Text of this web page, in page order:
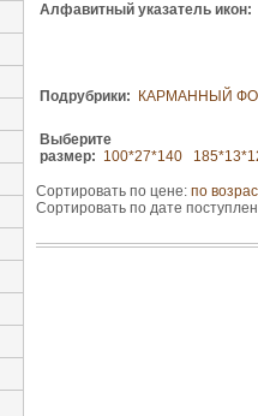
Алфавитный указатель икон:
Подрубрики: КАРМАННЫЙ
Выберите
размер: 100*27*140
Сортировать по цене: по
Сортировать по дате